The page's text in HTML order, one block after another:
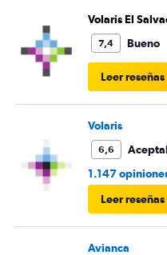
Volaris El
7,4 Bueno
Leer reseñas
Volaris
6,6
1.147
Leer reseñas
Avianca